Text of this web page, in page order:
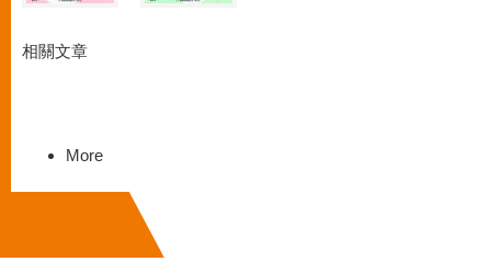
相關文章
More